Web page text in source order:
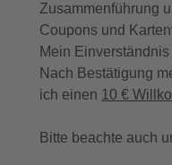
Zusammenführung
Coupons und
Mein
Nach Bestätigung
ich einen 10 €
Bitte beachte auch